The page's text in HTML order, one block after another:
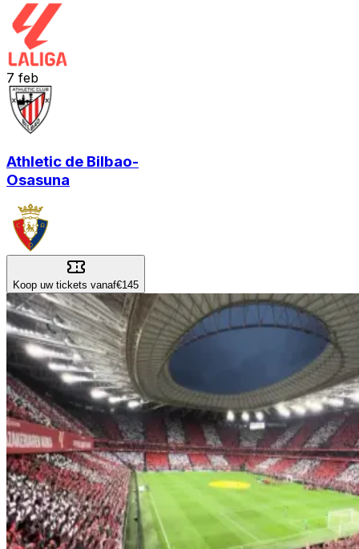
7 feb
Athletic de Bilbao-
Osasuna
Koop uw tickets vanaf€145